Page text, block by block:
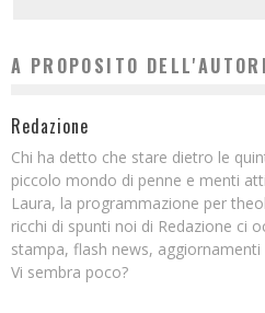
A PROPOSITO
Redazione
Chi ha detto che stare dietro le
piccolo mondo di penne e menti
Laura, la programmazione per
ricchi di spunti noi di Redazione ci
stampa, flash news,
Vi sembra poco?